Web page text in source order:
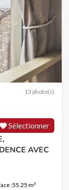
13 photo(s)
Sélectionner
AVEC
:55.25 m²